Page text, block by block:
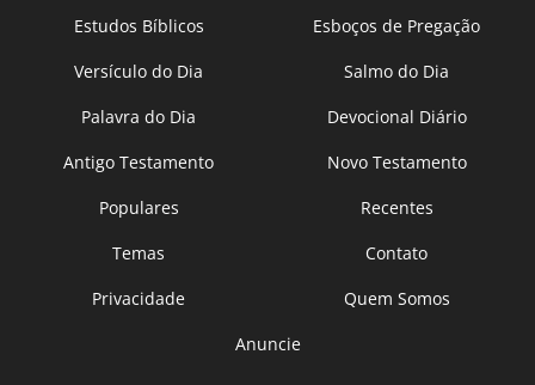
Estudos Bíblicos
Esboços de Pregação
Versículo do Dia
Salmo do Dia
Palavra do Dia
Devocional Diário
Antigo Testamento
Novo Testamento
Populares
Recentes
Temas
Contato
Privacidade
Quem Somos
Anuncie